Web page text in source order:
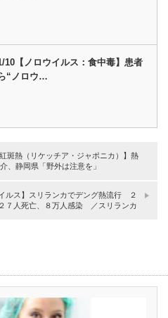
10【ノロウイルス：食中毒】患者
“ノロウ…
斑熱（リケッチア・ジャポニカ）】熱
静岡県「野外は注意を」
ルス】スリランカでデング熱流行 ２
２７人死亡、８万人感染 ／スリランカ